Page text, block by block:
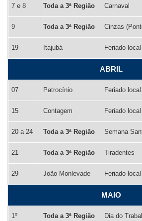
7 e 8 Toda a 3ª Região Carnaval
9 Toda a 3ª Região Cinzas
19 Itajubá Feriado local
ABRIL
07 Patrocínio Feriado local
15 Contagem Feriado local
20 a 24 Toda a 3ª Região Semana
21 Toda a 3ª Região Tiradentes
29 João Monlevade Feriado local
MAIO
1º Toda a 3ª Região Dia do